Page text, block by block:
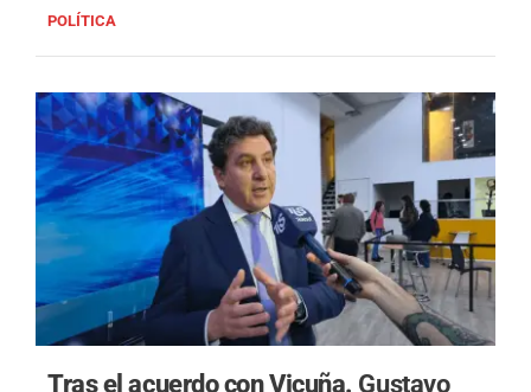
POLÍTICA
Tras el acuerdo con Vicuña. Gustavo